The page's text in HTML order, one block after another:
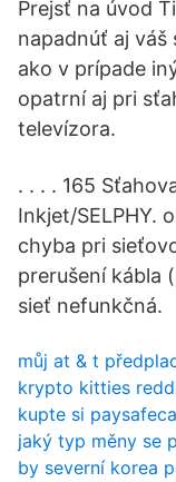
Prejsť na úvod
napadnúť aj
ako v prípade
opatrní aj pri
televízora.
. . . . 165
Inkjet/SELPHY.
chyba pri
prerušení kábla
sieť nefunkčná.
můj at & t
krypto kitties
kupte si
jaký typ měny se
by severní korea